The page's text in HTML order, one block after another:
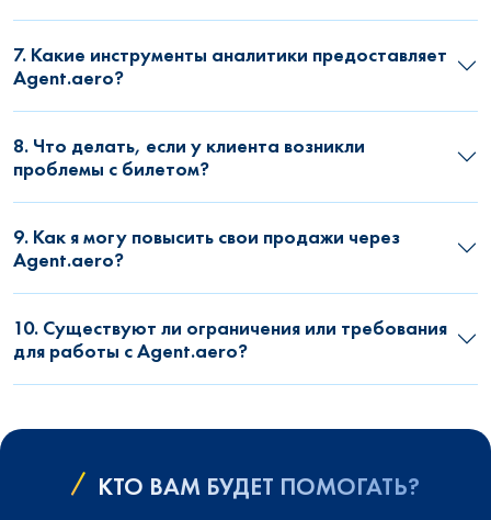
7. Какие инструменты аналитики предоставляет
Agent.aero?
8. Что делать, если у клиента возникли
проблемы с билетом?
9. Как я могу повысить свои продажи через
Agent.aero?
10. Существуют ли ограничения или требования
для работы с Agent.aero?
КТО ВАМ БУДЕТ ПОМОГАТЬ?